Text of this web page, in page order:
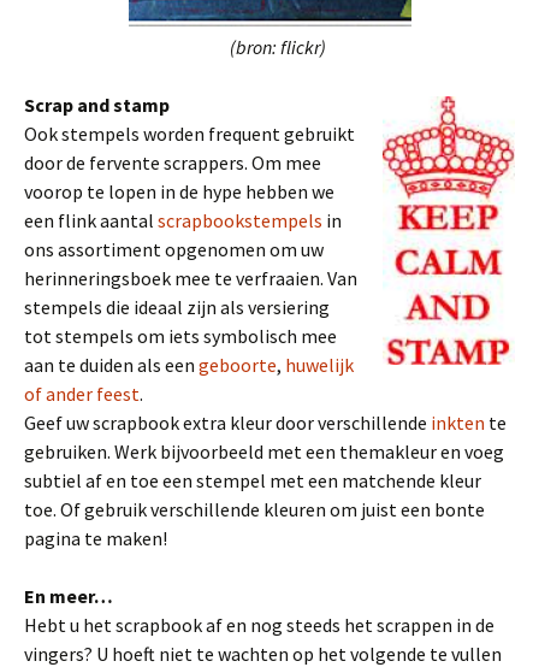
(bron: flickr)
Scrap and stamp
Ook stempels worden frequent gebruikt
door de fervente scrappers. Om mee
voorop te lopen in de hype hebben we
een flink aantal scrapbookstempels in
ons assortiment opgenomen om uw
herinneringsboek mee te verfraaien. Van
stempels die ideaal zijn als versiering
tot stempels om iets symbolisch mee
aan te duiden als een geboorte, huwelijk
of ander feest.
Geef uw scrapbook extra kleur door verschillende inkten te
gebruiken. Werk bijvoorbeeld met een themakleur en voeg
subtiel af en toe een stempel met een matchende kleur
toe. Of gebruik verschillende kleuren om juist een bonte
pagina te maken!
En meer…
Hebt u het scrapbook af en nog steeds het scrappen in de
vingers? U hoeft niet te wachten op het volgende te vullen